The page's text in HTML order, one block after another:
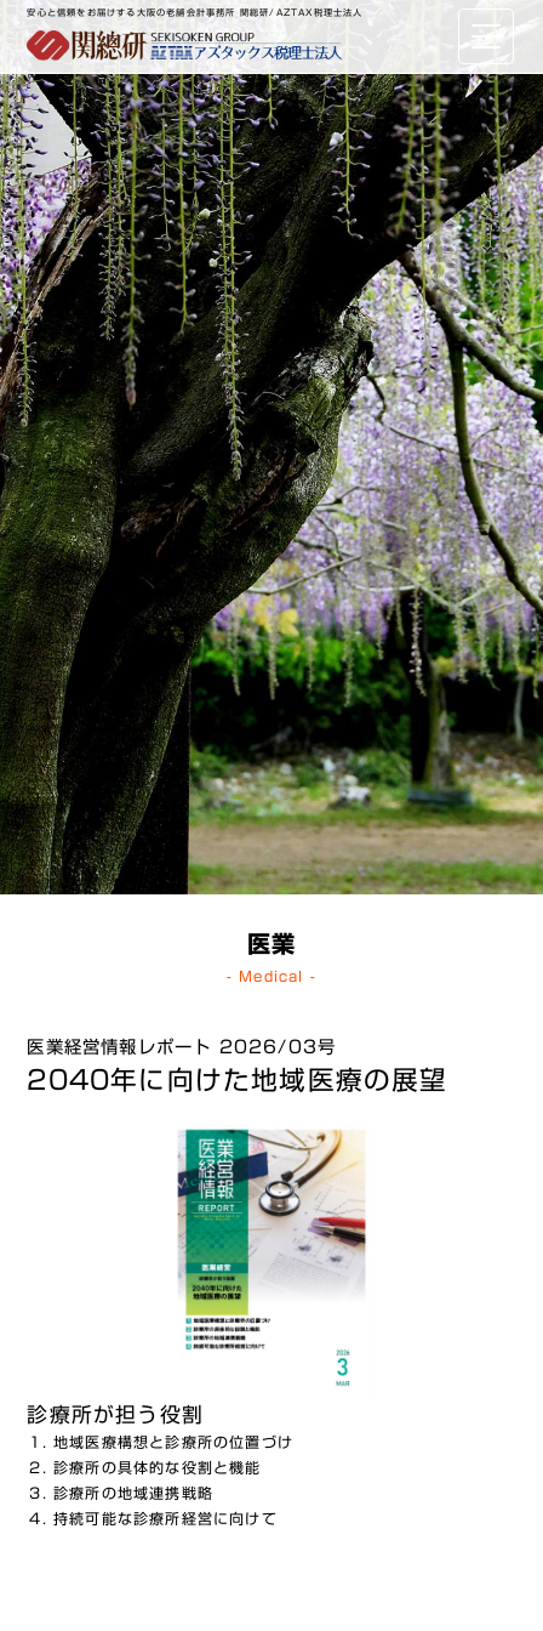
安心と信頼をお届けする大阪の老舗会計事務所 関総研/AZTAX税理士法人
医業
- Medical -
医業経営情報レポート 2026/03号
2040年に向けた地域医療の展望
診療所が担う役割
地域医療構想と診療所の位置づけ
診療所の具体的な役割と機能
診療所の地域連携戦略
持続可能な診療所経営に向けて